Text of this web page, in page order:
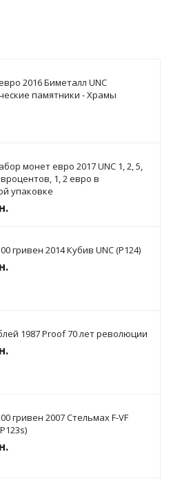
2016 Биметалл UNC
памятники - Храмы
монет евро 2017 UNC 1, 2, 5,
1, 2 евро в
упаковке
гривен 2014 Кубив UNC (P124)
1987 Proof 70 лет революции
гривен 2007 Стельмах F-VF